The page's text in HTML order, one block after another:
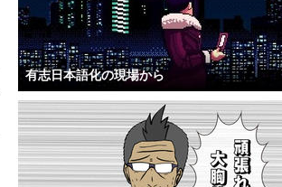
有志日本語化の現場から